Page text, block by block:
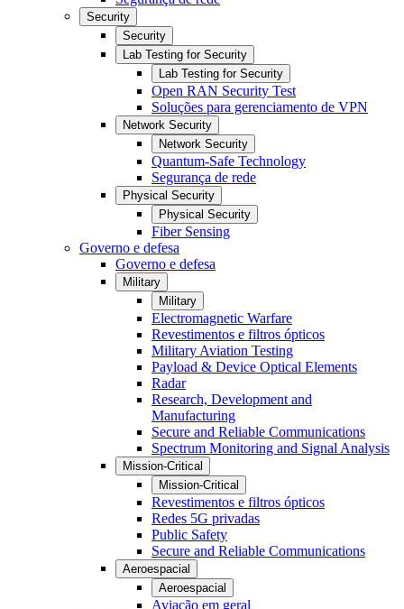
Security
Security
Lab Testing for Security
Lab Testing for Security
Open RAN Security Test
Soluções para gerenciamento de VPN
Network Security
Network Security
Quantum-Safe Technology
Segurança de rede
Physical Security
Physical Security
Fiber Sensing
Governo e defesa
Governo e defesa
Military
Military
Electromagnetic Warfare
Revestimentos e filtros ópticos
Military Aviation Testing
Payload & Device Optical Elements
Radar
Research, Development and
Manufacturing
Secure and Reliable Communications
Spectrum Monitoring and Signal Analysis
Mission-Critical
Mission-Critical
Revestimentos e filtros ópticos
Redes 5G privadas
Public Safety
Secure and Reliable Communications
Aeroespacial
Aeroespacial
Aviação em geral